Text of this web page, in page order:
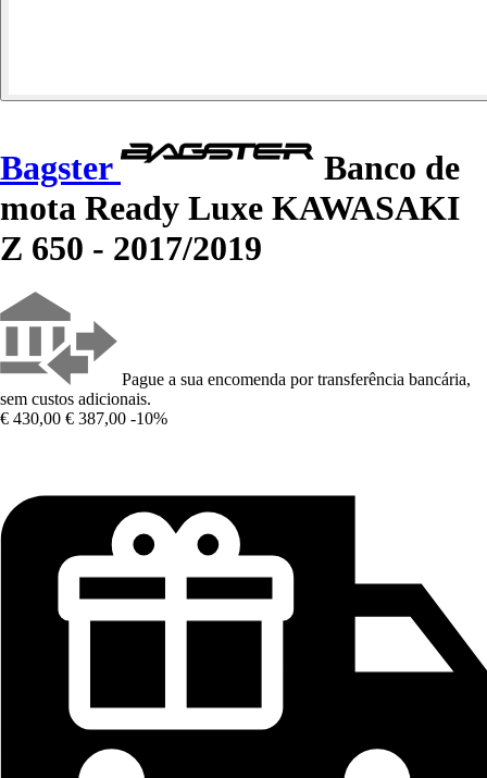
Bagster
Banco de
mota Ready Luxe KAWASAKI
Z 650 - 2017/2019
Pague a sua encomenda por transferência bancária,
sem custos adicionais.
€ 430,00 € 387,00 -10%